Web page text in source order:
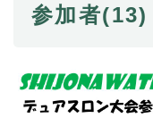
参加者(13)